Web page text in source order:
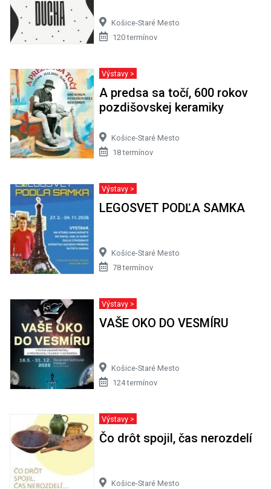
Košice-Staré Mesto
120 termínov
Výstavy >
A predsa sa točí, 600 rokov
pozdišovskej keramiky
Košice-Staré Mesto
18 termínov
Výstavy >
LEGOSVET PODĽA SAMKA
Košice-Staré Mesto
78 termínov
Výstavy >
VAŠE OKO DO VESMÍRU
Košice-Staré Mesto
124 termínov
Výstavy >
Čo drôt spojil, čas nerozdelí
Košice-Staré Mesto